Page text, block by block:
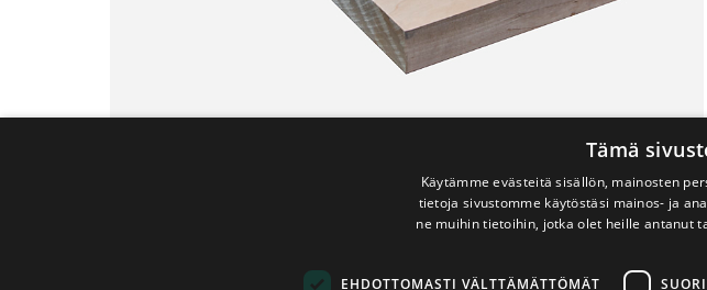
Tämä
Käytämme evästeitä sisällön, mainosten
tietoja sivustomme käytöstäsi mainos- ja
ne muihin tietoihin, jotka olet heille antanut
EHDOTTOMASTI VÄLTTÄMÄTTÖMÄT